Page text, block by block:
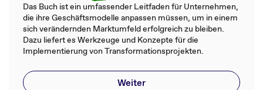
Das Buch ist ein umfassender Leitfaden für Unternehmen,
die ihre Geschäftsmodelle anpassen müssen, um in einem
sich verändernden Marktumfeld erfolgreich zu bleiben.
Dazu liefert es Werkzeuge und Konzepte für die
Implementierung von Transformationsprojekten.
Weiter